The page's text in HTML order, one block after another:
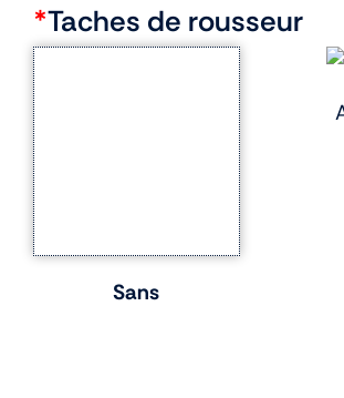
*Taches de rousseur
Sans